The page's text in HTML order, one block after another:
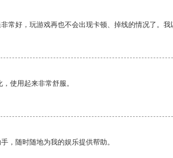
常好，玩游戏再也不会出现卡顿、掉线的情况了。
使用起来非常舒服。
，随时随地为我的娱乐提供帮助。